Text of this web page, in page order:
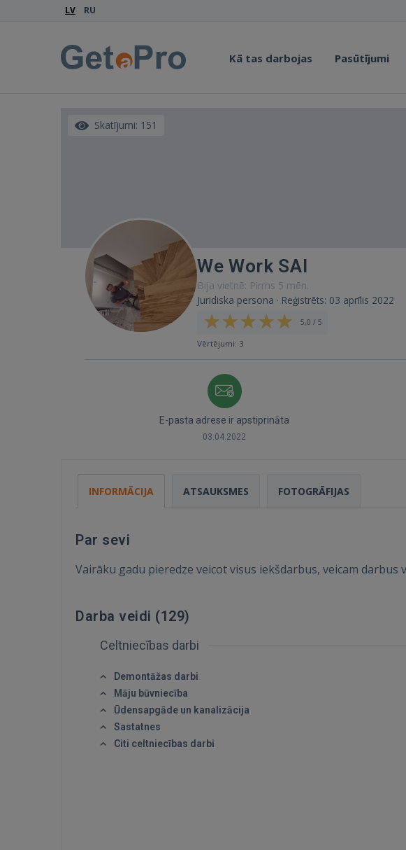
LV RU
Kā tas darbojas Pasūtījumi
Skatījumi: 151
We Work SAI
Bija vietnē: Pirms 5 mēn.
Juridiska persona · Reģistrēts: 03 aprīlis 2022
5,0 / 5
Vērtējumi: 3
E-pasta adrese ir apstiprināta
03.04.2022
INFORMĀCIJA ATSAUKSMES FOTOGRĀFIJAS
Par sevi
Vairāku gadu pieredze veicot visus iekšdarbus, veicam
Darba veidi (129)
Celtniecības darbi
Demontāžas darbi
Māju būvniecība
Ūdensapgāde un kanalizācija
Sastatnes
Citi celtniecības darbi